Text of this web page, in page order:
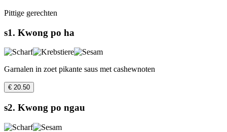
Pittige gerechten
s1. Kwong po ha
Garnalen in zoet pikante saus met cashewnoten
€ 20.50
s2. Kwong po ngau